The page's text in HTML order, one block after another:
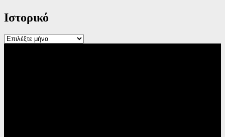
Ιστορικό
Ιστορικό